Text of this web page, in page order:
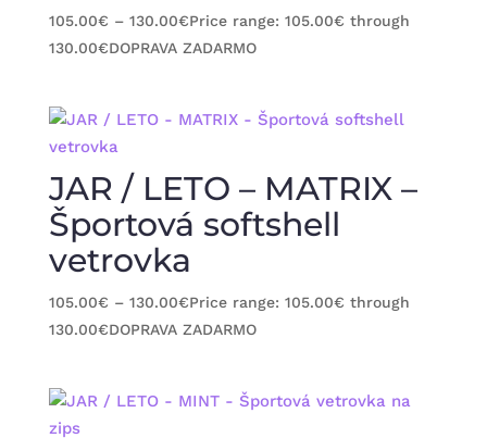
105.00€ – 130.00€Price range: 105.00€ through
130.00€DOPRAVA ZADARMO
JAR / LETO – MATRIX –
Športová softshell
vetrovka
105.00€ – 130.00€Price range: 105.00€ through
130.00€DOPRAVA ZADARMO